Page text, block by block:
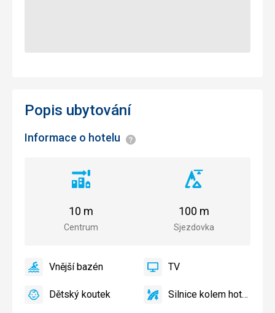
Popis ubytování
Informace o hotelu Informace
Vzdálenost
centra
Centrum
10 m
Vzdálenost
sjezdovky
Sjezdovka
100 m
VnějšíVnější bazén
ano TV TV
ano
DětskýDětský koutek
ano
SilniceSilnice kolem hotelu
ano